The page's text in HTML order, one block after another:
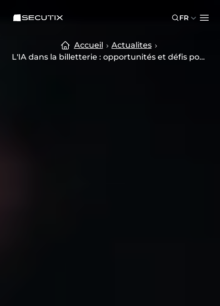
SECUTIX FR
Accueil
Actualites
L'IA dans la billetterie : opportunités et défis pour l'industrie événementi